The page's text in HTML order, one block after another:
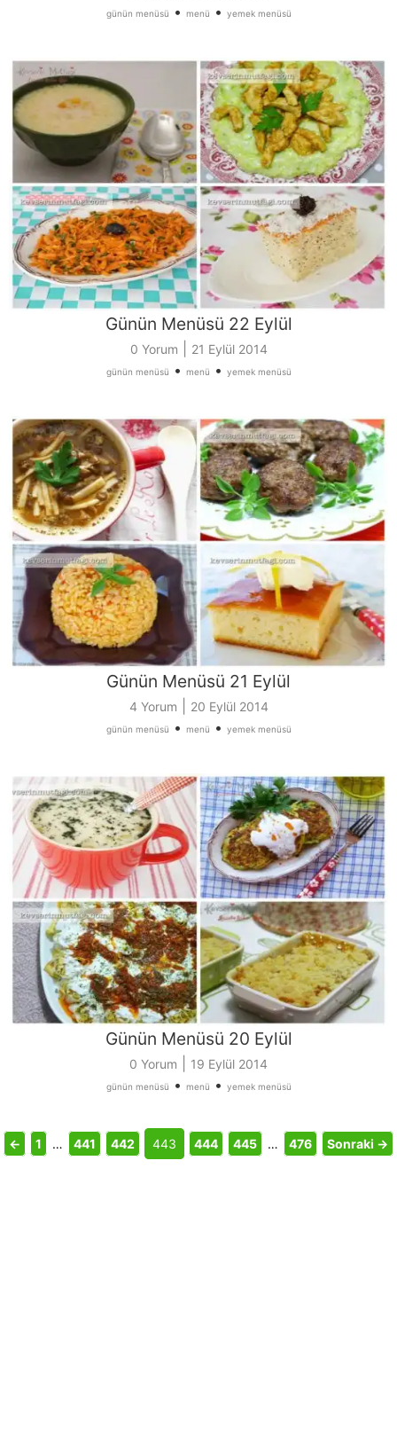
günün menüsü • menü • yemek menüsü
Günün Menüsü 22 Eylül
0 Yorum 21 Eylül 2014
günün menüsü • menü • yemek menüsü
Günün Menüsü 21 Eylül
4 Yorum 20 Eylül 2014
günün menüsü • menü • yemek menüsü
Günün Menüsü 20 Eylül
0 Yorum 19 Eylül 2014
günün menüsü • menü • yemek menüsü
← 1 … 441 442 443 444 445 … 476 Sonraki →